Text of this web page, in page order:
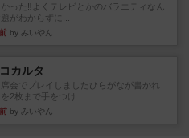
かった‼️よくテレビとかのバラエティなん
がわからずに...
by みいやん
カルタ
会でプレイしましたひらがなが書かれ
2枚まで手をつけ...
by みいやん